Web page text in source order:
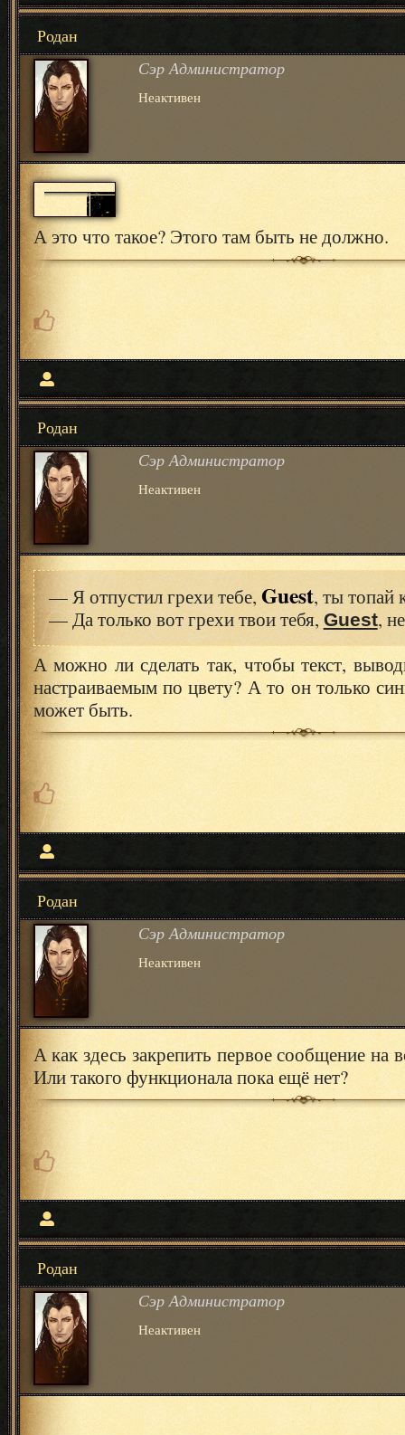
Родан
Сэр Администратор
Неактивен
А это что такое? Этого там быть не должно.
Родан
Сэр Администратор
Неактивен
— Я отпустил грехи тебе, Guest, ты топай
— Да только вот грехи твои тебя, Guest,
А можно ли сделать так, чтобы текст,
настраиваемым по цвету? А то он только
может быть.
Родан
Сэр Администратор
Неактивен
А как здесь закрепить первое сообщение на
Или такого функционала пока ещё нет?
Родан
Сэр Администратор
Неактивен